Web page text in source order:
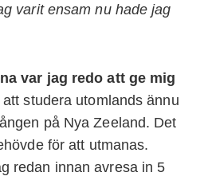
varit ensam nu hade jag
var jag redo att ge mig
att studera utomlands ännu
på Nya Zeeland. Det
för att utmanas.
redan innan avresa in 5